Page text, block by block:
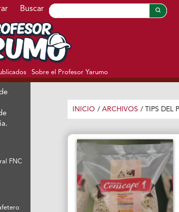
principal
Buscar
Sobre el Profesor Yarumo
FNC
INICIO / ARCHIVOS / TIPS DEL